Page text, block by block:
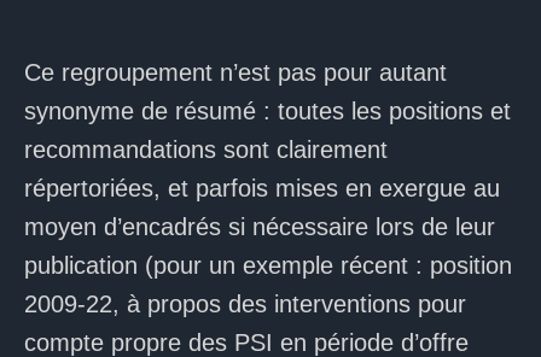
Ce regroupement n’est pas pour autant
synonyme de résumé : toutes les positions et
recommandations sont clairement
répertoriées, et parfois mises en exergue au
moyen d’encadrés si nécessaire lors de leur
publication (pour un exemple récent : position
2009-22, à propos des interventions pour
compte propre des PSI en période d’offre